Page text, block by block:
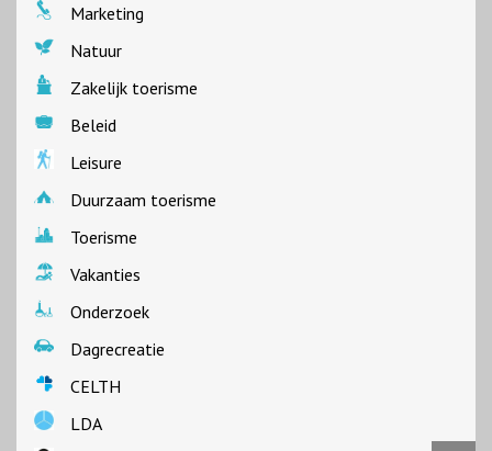
Marketing
Natuur
Zakelijk toerisme
Beleid
Leisure
Duurzaam toerisme
Toerisme
Vakanties
Onderzoek
Dagrecreatie
CELTH
LDA